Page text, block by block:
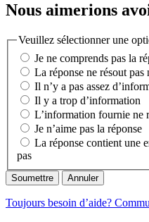
Nous aimerions
Veuillez sélectionner une
Je ne comprends pas la
La réponse ne résout pas
Il n’y a pas assez
Il y a trop d’information
L’information fournie ne
Je n’aime pas la réponse
La réponse contient une
pas
Annuler
Toujours besoin d’aide?